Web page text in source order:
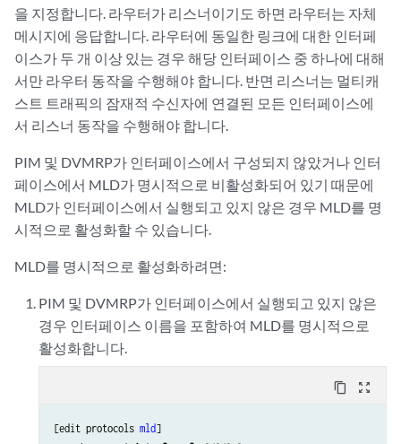
을 지정합니다. 라우터가 리스너이기도 하면 라우터는 자체
메시지에 응답합니다. 라우터에 동일한 링크에 대한 인터페
이스가 두 개 이상 있는 경우 해당 인터페이스 중 하나에 대해
서만 라우터 동작을 수행해야 합니다. 반면 리스너는 멀티캐
스트 트래픽의 잠재적 수신자에 연결된 모든 인터페이스에
서 리스너 동작을 수행해야 합니다.
PIM 및 DVMRP가 인터페이스에서 구성되지 않았거나 인터
페이스에서 MLD가 명시적으로 비활성화되어 있기 때문에
MLD가 인터페이스에서 실행되고 있지 않은 경우 MLD를 명
시적으로 활성화할 수 있습니다.
MLD를 명시적으로 활성화하려면:
PIM 및 DVMRP가 인터페이스에서 실행되고 있지 않은
경우 인터페이스 이름을 포함하여 MLD를 명시적으로
활성화합니다.
content_copy zoom_out_map
[edit protocols mld]